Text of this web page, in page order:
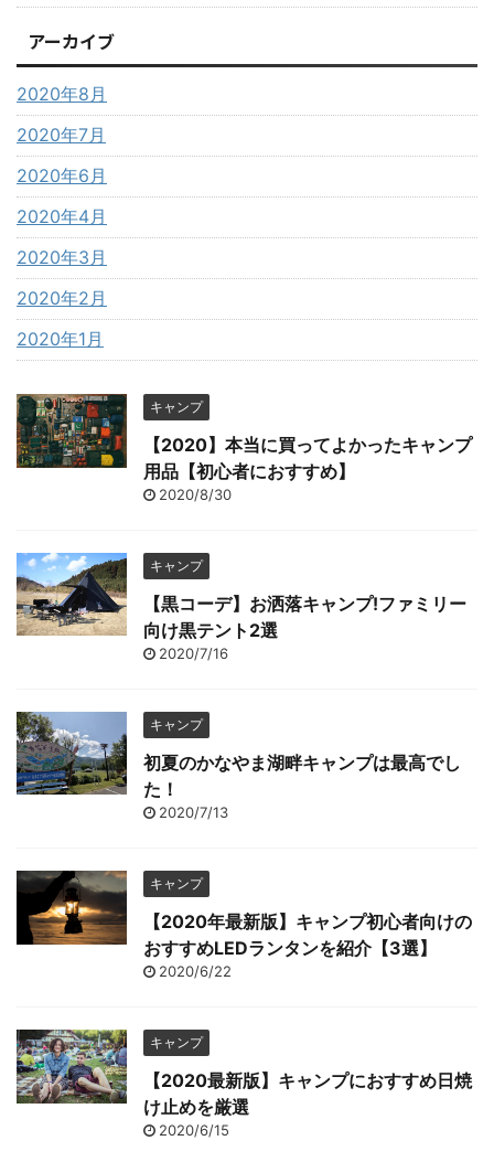
アーカイブ
2020年8月
2020年7月
2020年6月
2020年4月
2020年3月
2020年2月
2020年1月
キャンプ
【2020】本当に買ってよかったキャンプ
用品【初心者におすすめ】
2020/8/30
キャンプ
【黒コーデ】お洒落キャンプ!ファミリー
向け黒テント2選
2020/7/16
キャンプ
初夏のかなやま湖畔キャンプは最高でし
た！
2020/7/13
キャンプ
【2020年最新版】キャンプ初心者向けの
おすすめLEDランタンを紹介【3選】
2020/6/22
キャンプ
【2020最新版】キャンプにおすすめ日焼
け止めを厳選
2020/6/15